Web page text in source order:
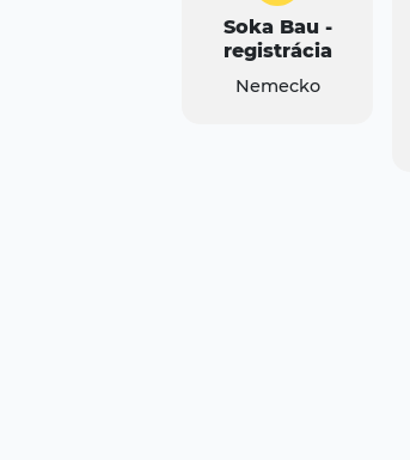
Soka Bau -
registrácia
Nemecko